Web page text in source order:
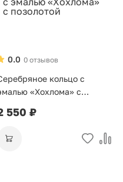
0 отзывов
0.0
кольцо с
«Хохлома» с
550 ₽